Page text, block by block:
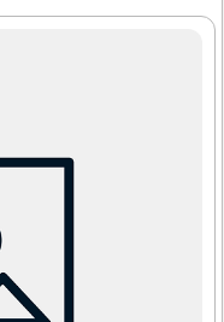
있는 손목 보호대 선
증후군이에요. 이로
림, 감각 저하, 근력
, 검지, 중지, 그리고..